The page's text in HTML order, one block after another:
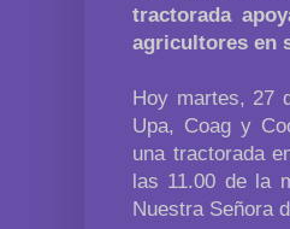
tractorada
agricultores en
Hoy martes, 27
Upa, Coag y
una tractorada
las 11.00 de la
Nuestra Señora